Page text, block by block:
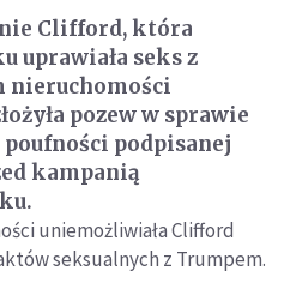
Clifford, która
uprawiała seks z
nieruchomości
pozew w sprawie
podpisanej
kampanią
uniemożliwiała Clifford
seksualnych z Trumpem.